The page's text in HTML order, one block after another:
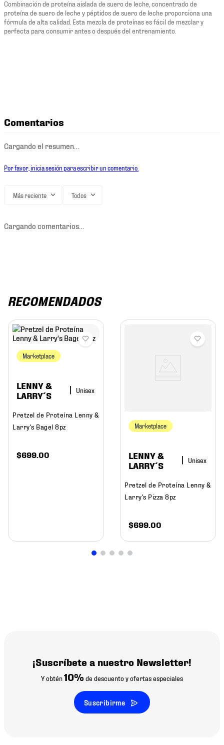
Combinación de proteína aislada de suero de leche, concentrado de
proteína de suero de leche y péptidos de suero de leche proporciona una
fórmula de alta calidad. Esta mezcla de proteínas es fácil de mezclar y
perfecta para consumir antes o después del entrenamiento.
Comentarios
Cargando el resumen…
Por favor, inicia sesión para escribir un comentario.
Más reciente Todos
Cargando comentarios…
RECOMENDADOS
Marketplace
LENNY &
LARRY´S
Pretzel de Proteína Lenny &
Larry's Bagel 8pz
$699.00
Marketplace
LENNY &
LARRY´S
Pretzel de Proteína Lenny &
Larry's Pizza 8pz
$699.00
¡Suscríbete a nuestro Newsletter!
Y obtén10% de descuento y ofertas especiales
Suscribirme